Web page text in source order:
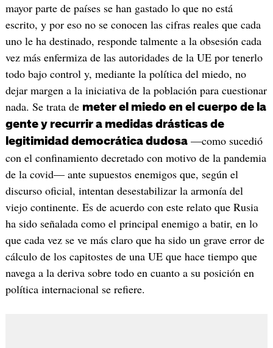
mayor parte de países se han gastado lo que no está
escrito, y por eso no se conocen las cifras reales que cada
uno le ha destinado, responde talmente a la obsesión cada
vez más enfermiza de las autoridades de la UE por tenerlo
todo bajo control y, mediante la política del miedo, no
dejar margen a la iniciativa de la población para cuestionar
nada. Se trata de meter el miedo en el cuerpo de la
gente y recurrir a medidas drásticas de
legitimidad democrática dudosa—como sucedió
con el confinamiento decretado con motivo de la pandemia
de la covid— ante supuestos enemigos que, según el
discurso oficial, intentan desestabilizar la armonía del
viejo continente. Es de acuerdo con este relato que Rusia
ha sido señalada como el principal enemigo a batir, en lo
que cada vez se ve más claro que ha sido un grave error de
cálculo de los capitostes de una UE que hace tiempo que
navega a la deriva sobre todo en cuanto a su posición en
política internacional se refiere.